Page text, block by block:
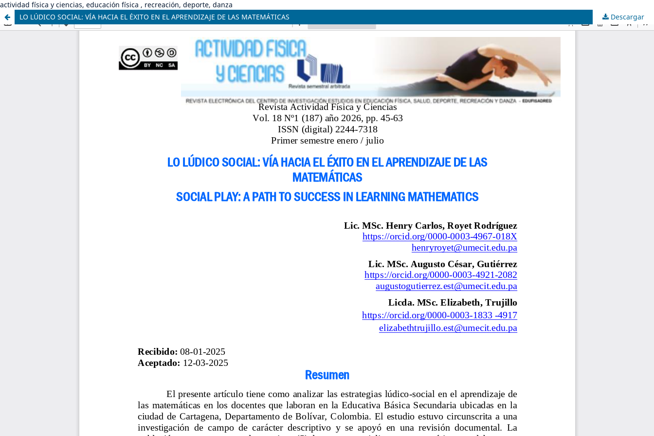
actividad física y ciencias, educación física , recreación, deporte, danza
LO LÚDICO SOCIAL: VÍA HACIA EL ÉXITO EN EL APRENDIZAJE DE LAS MATEMÁTICAS
Descargar